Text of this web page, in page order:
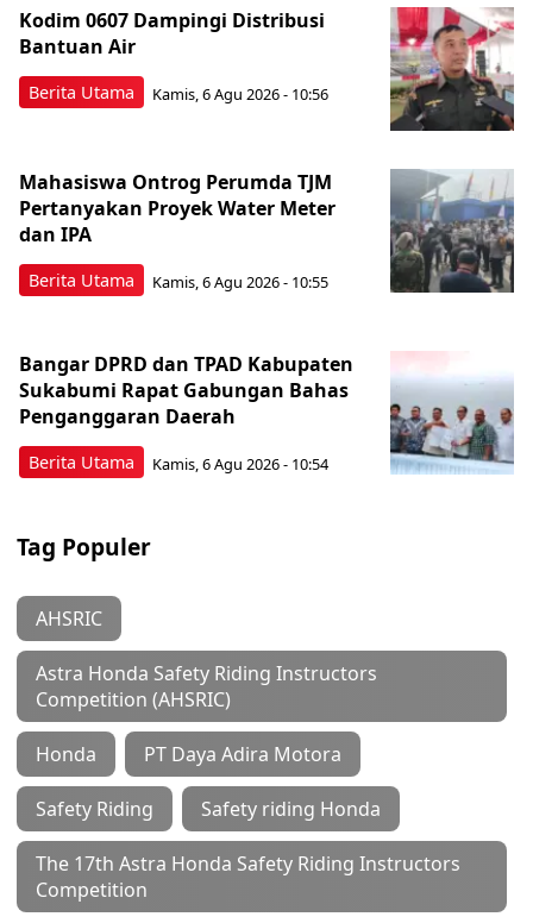
Berita Utama
Kodim 0607 Dampingi Distribusi
Bantuan Air
Kamis, 6 Agu 2026 - 10:56
Berita Utama
Mahasiswa Ontrog Perumda TJM
Pertanyakan Proyek Water Meter
dan IPA
Kamis, 6 Agu 2026 - 10:55
Berita Utama
Bangar DPRD dan TPAD Kabupaten
Sukabumi Rapat Gabungan Bahas
Penganggaran Daerah
Kamis, 6 Agu 2026 - 10:54
Tag Populer
AHSRIC
Astra Honda Safety Riding Instructors
Competition (AHSRIC)
Honda PT Daya Adira Motora
Safety Riding Safety riding Honda
The 17th Astra Honda Safety Riding Instructors
Competition